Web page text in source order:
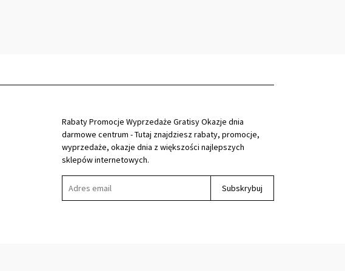
Rabaty Promocje Wyprzedaże Gratisy Okazje dnia
darmowe centrum - Tutaj znajdziesz rabaty, promocje,
wyprzedaże, okazje dnia z większości najlepszych
sklepów internetowych.
Subskrybuj